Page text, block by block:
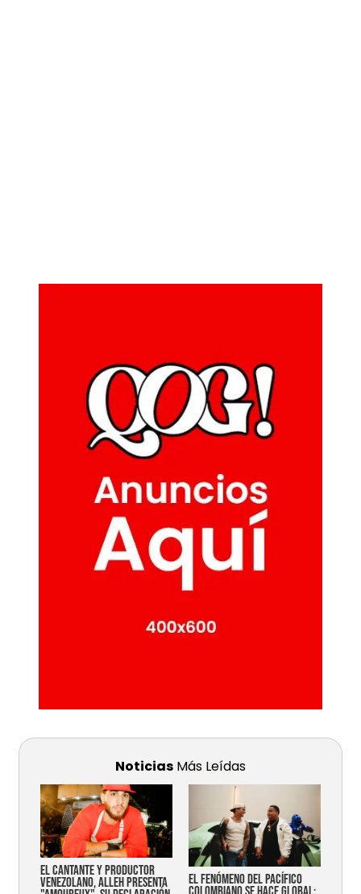
Noticias Más Leídas
EL CANTANTE Y PRODUCTOR
VENEZOLANO, ALLEH PRESENTA EL FENÓMENO DEL PACÍFICO